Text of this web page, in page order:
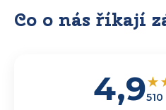
Co o nás říkají
4,9★